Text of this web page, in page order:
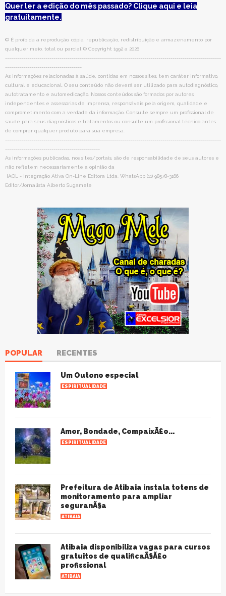
Quer ler a edição do mês passado? Clique aqui e leia
gratuitamente.
© É proibida a reprodução, cópia, republicação, redistribuição e armazenamento por
qualquer meio, total ou parcial © Copyright 1992 a 2026
-----------------------------------------------------------------------------------------------------------
--------------------------------------
As informações relacionadas à saúde, contidas em nossos sites, tem caráter informativo,
cultural e educacional. O seu conteúdo não deverá ser utilizado para autodiagnóstico,
autotratamento e automedicação. Nossos conteúdos são formados por autores
independentes e assessorias de imprensa, responsáveis pela origem, qualidade e
comprometimento com a verdade da informação. Consulte sempre um profissional de
saúde para seus diagnósticos e tratamentos ou consulte um profissional técnico antes
de comprar qualquer produto para sua empresa.
-----------------------------------------------------------------------------------------------------------
-----------------------------------------------
As informações publicadas, nos sites/portais, são de responsabilidade de seus autores e
não refletem necessariamente a opinião da
IAOL - Integração Ativa On-Line Editora Ltda. WhatsApp (11) 98578-3166
Editor/Jornalista Alberto Sugamele
POPULAR RECENTES
Um Outono especial
ESPIRITUALIDADE
Amor, Bondade, CompaixÃ£o...
ESPIRITUALIDADE
Prefeitura de Atibaia instala totens de
monitoramento para ampliar
seguranÃ§a
ATIBAIA
Atibaia disponibiliza vagas para cursos
gratuitos de qualificaÃ§Ã£o
profissional
ATIBAIA